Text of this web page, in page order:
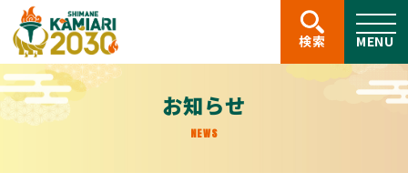
このページの本文へ
検索 MENU
お知らせ
NEWS